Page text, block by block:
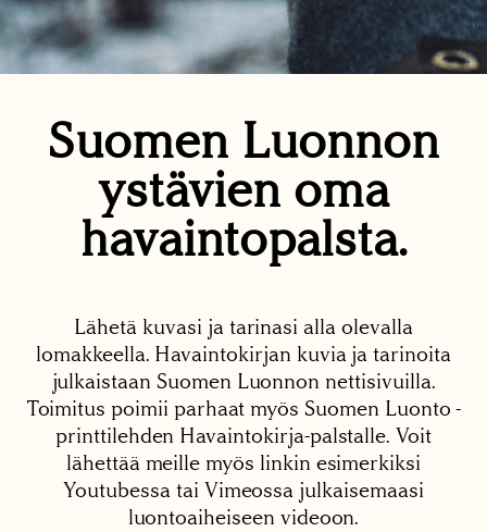
Suomen Luonnon
ystävien oma
havaintopalsta.
Lähetä kuvasi ja tarinasi alla olevalla
lomakkeella. Havaintokirjan kuvia ja tarinoita
julkaistaan Suomen Luonnon nettisivuilla.
Toimitus poimii parhaat myös Suomen Luonto -
printtilehden Havaintokirja-palstalle. Voit
lähettää meille myös linkin esimerkiksi
Youtubessa tai Vimeossa julkaisemaasi
luontoaiheiseen videoon.